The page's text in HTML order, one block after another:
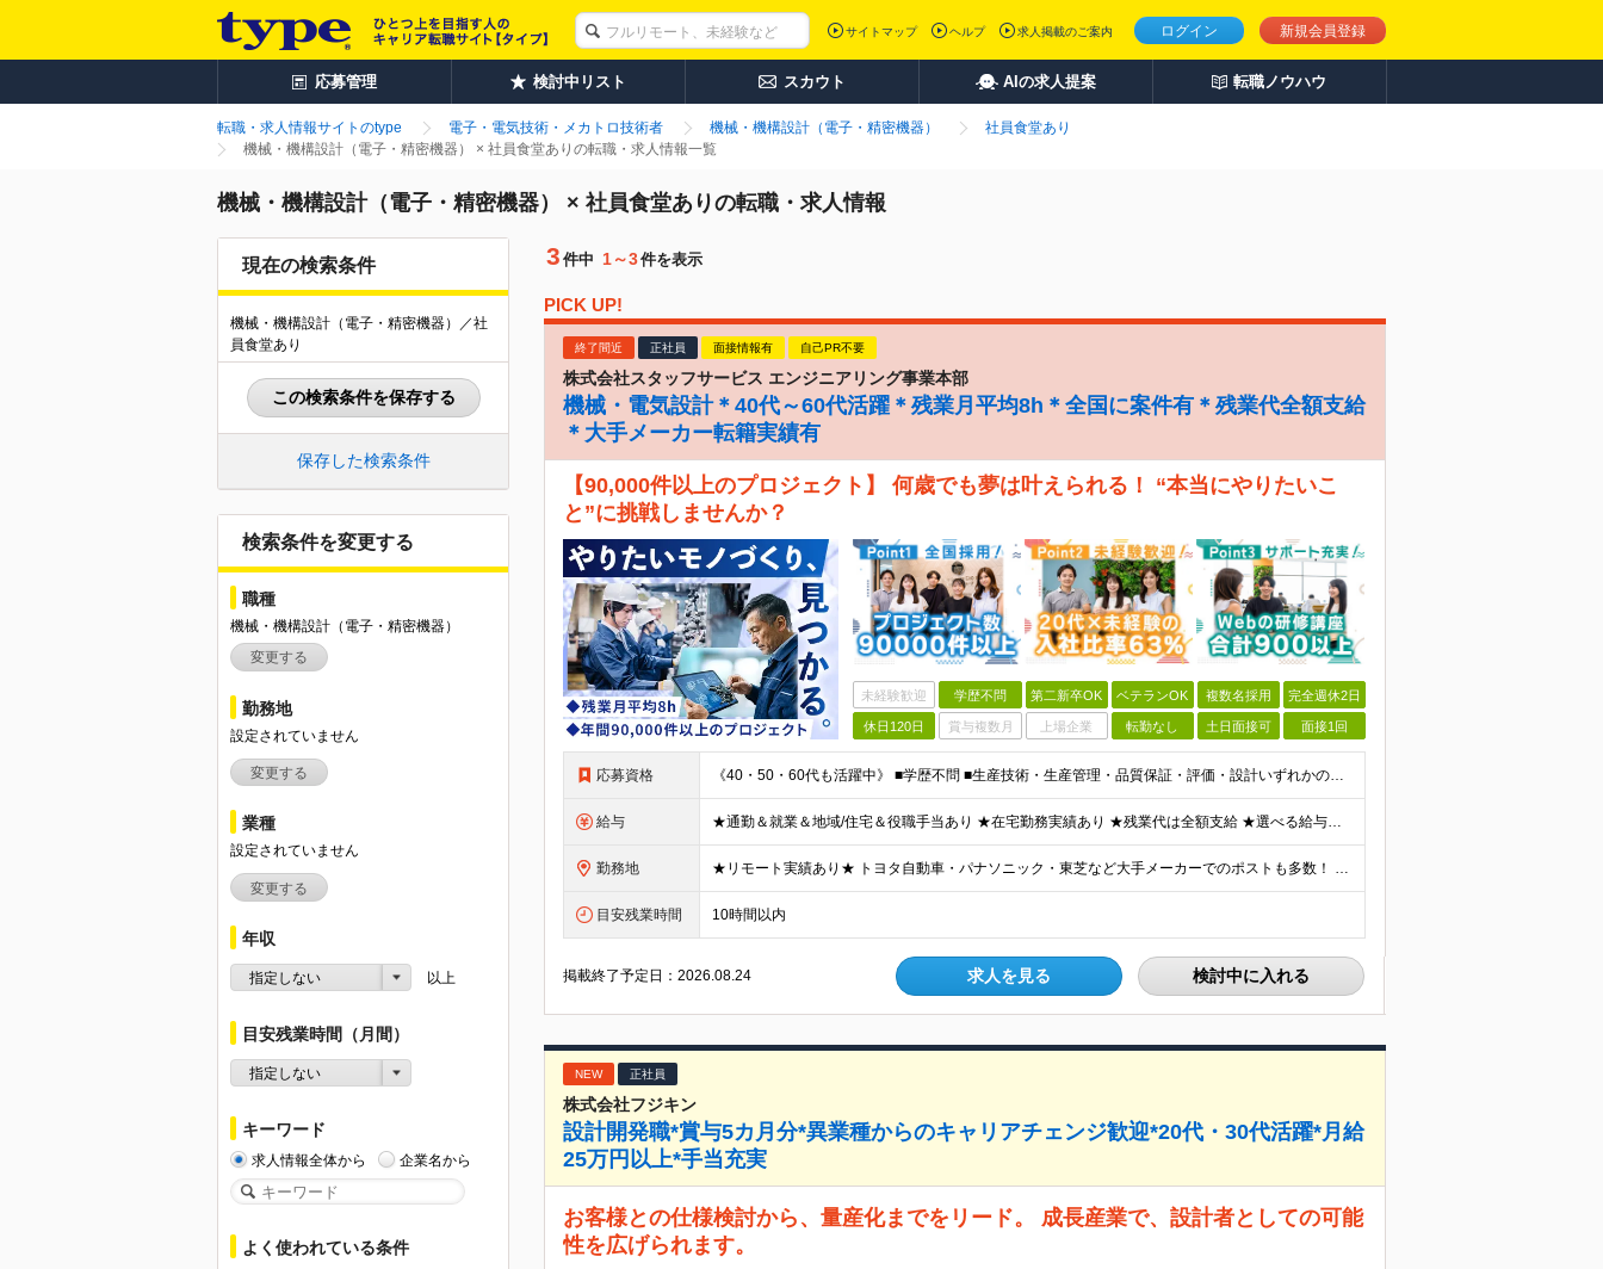
ログイン 新規会員登録
サイトマップ ヘルプ 求人掲載のご案内
応募管理 検討中リスト スカウト AIの求人提案 転職ノウハウ
転職・求人情報サイトのtype 電子・電気技術・メカトロ技術者 機械・機構設計（電子・精密機器）
社員食堂あり
機械・機構設計（電子・精密機器） × 社員食堂ありの転職・求人情報一覧
機械・機構設計（電子・精密機器） × 社員食堂ありの転職・求人情報
現在の検索条件
機械・機構設計（電子・精密機器）／社
員食堂あり
この検索条件を保存する
保存した検索条件
検索条件を変更する
職種
機械・機構設計（電子・精密機器）
変更する
勤務地
設定されていません
変更する
業種
設定されていません
変更する
年収
指定しない 以上
目安残業時間（月間）
指定しない
キーワード
求人情報全体から 企業名から
よく使われている条件
3 件中 1～3件を表示
PICK UP!
終了間近 正社員 面接情報有 自己PR不要
株式会社スタッフサービス エンジニアリング事業本部
機械・電気設計＊40代～60代活躍＊残業月平均8h＊全国に案件有＊残業代全額支給
＊大手メーカー転籍実績有
【90,000件以上のプロジェクト】 何歳でも夢は叶えられる！ “本当にやりたいこ
と”に挑戦しませんか？
未経験歓迎 学歴不問 第二新卒OK ベテランOK 複数名採用 完全週休2日
休日120日 賞与複数月 上場企業 転勤なし 土日面接可 面接1回
応募資格 《40・50・60代も活躍中》 ■学歴不問 ■生産技術・生産管理・品質保証・評価・設計いずれかの実務経験をお持ちの方 ▽こんな方にオススメです！▽ 「経験を活かして幅広いプロジェクトに携わりたい」
給与 ★通勤＆就業＆地域/住宅＆役職手当あり ★在宅勤務実績あり ★残業代は全額支給 ★選べる給与制度あり！ ■東京・神奈川・千葉・埼玉勤務の場合 月給24.5万円～55万円＋諸手当 （残業代は全額支給）
勤務地 ★リモート実績あり★ トヨタ自動車・パナソニック・東芝など大手メーカーでのポストも多数！ 全国の取引先での就業となります（沖縄を除く） 『地元で働きたい』という希望に、業界トップクラス約7,00
目安残業時間 10時間以内
掲載終了予定日：2026.08.24 求人を見る 検討中に入れる
NEW 正社員
株式会社フジキン
設計開発職*賞与5カ月分*異業種からのキャリアチェンジ歓迎*20代・30代活躍*月給
25万円以上*手当充実
お客様との仕様検討から、量産化までをリード。 成長産業で、設計者としての可能
性を広げられます。